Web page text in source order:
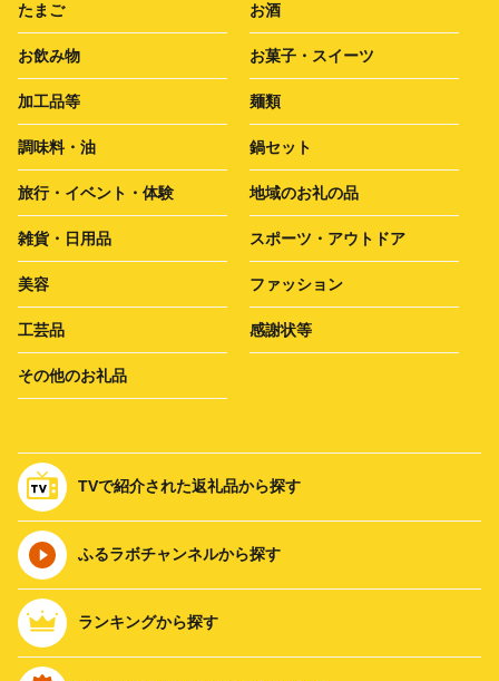
たまご お酒
お飲み物 お菓子・スイーツ
加工品等 麺類
調味料・油 鍋セット
旅行・イベント・体験 地域のお礼の品
雑貨・日用品 スポーツ・アウトドア
美容 ファッション
工芸品 感謝状等
その他のお礼品
TVで紹介された返礼品から探す
ふるラボチャンネルから探す
ランキングから探す